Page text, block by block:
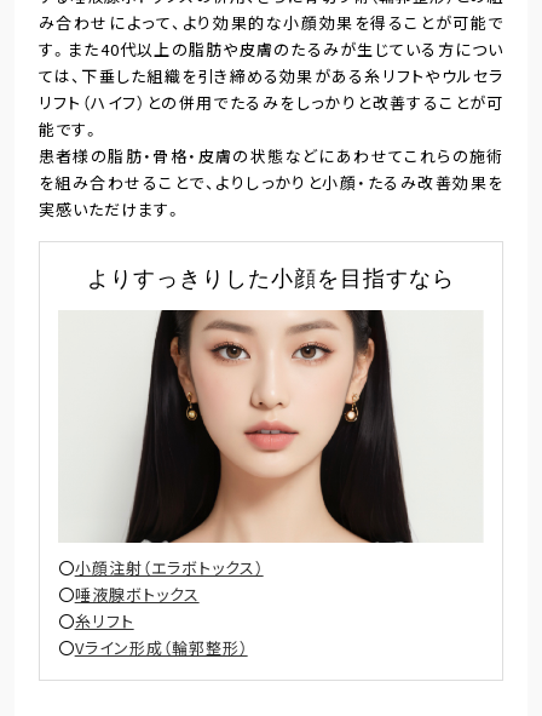
み合わせによって、より効果的な小顔効果を得ることが可能で
す。また40代以上の脂肪や皮膚のたるみが生じている方につい
ては、下垂した組織を引き締める効果がある糸リフトやウルセラ
リフト（ハイフ）との併用でたるみをしっかりと改善することが可
能です。
患者様の脂肪・骨格・皮膚の状態などにあわせてこれらの施術
を組み合わせることで、よりしっかりと小顔・たるみ改善効果を
実感いただけます。
よりすっきりした小顔を目指すなら
小顔注射（エラボトックス）
唾液腺ボトックス
糸リフト
Vライン形成（輪郭整形）